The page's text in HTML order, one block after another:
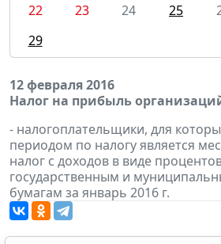
22
23 24 25
29
12 февраля 2016
Налог на прибыль
- налогоплательщики, для
периодом по налогу является
налог с доходов в виде
государственным и
бумагам за январь 2016 г.